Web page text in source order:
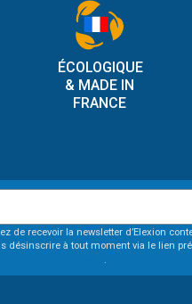
ÉCOLOGIQUE
& MADE IN
FRANCE
de recevoir la newsletter d’Elexion
désinscrire à tout moment via le lien
.